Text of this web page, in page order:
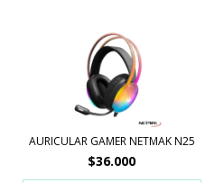
AURICULAR GAMER NETMAK N25
$36.000